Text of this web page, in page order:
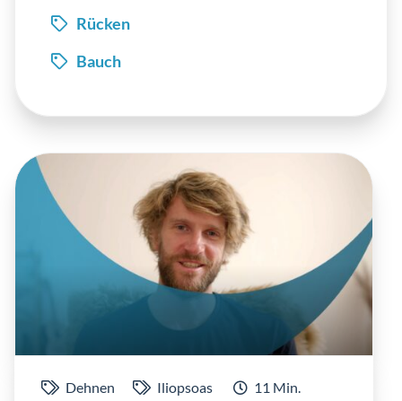
Rücken
Bauch
Dehnen Iliopsoas 11 Min.